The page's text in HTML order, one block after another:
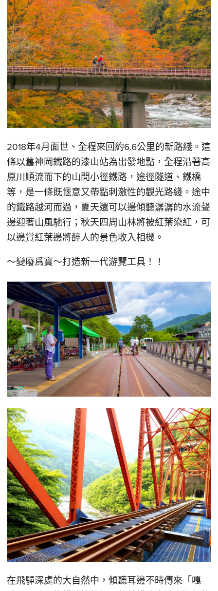
2018年4月面世、全程來回約6.6公里的新路綫。這
條以舊神岡鐵路的漆山站為出發地點，全程沿著高
原川順流而下的山間小徑鐵路，途徑隧道、鐵橋
等，是一條既愜意又帶點刺激性的觀光路綫。途中
的鐵路越河而過，夏天還可以邊傾聽潺潺的水流聲
邊迎著山風馳行；秋天四周山林將被紅葉染紅，可
以邊賞紅葉邊將醉人的景色收入相機。
～變廢爲寶～打造新一代游覽工具！！
在飛驒深處的大自然中，傾聽耳邊不時傳來「嘎